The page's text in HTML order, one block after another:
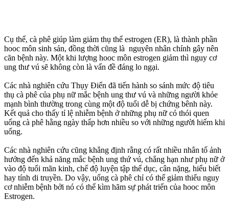
Cụ thể, cà phê giúp làm giảm thụ thể estrogen (ER), là thành phần
hooc môn sinh sản, đồng thời cũng là nguyên nhân chính gây nên
căn bệnh này. Một khi lượng hooc môn estrogen giảm thì nguy cơ
ung thư v‌ú sẽ không còn là vấn đề đáng lo ngại.
Các nhà nghiên cứu Thụy Điển đã tiến hành so sánh mức độ tiêu
thụ cà phê của phụ nữ mắc bệnh ung thư v‌ú và những người khỏe
mạnh bình thường trong cùng một độ tuổi dễ bị chứng bênh này.
Kết quả cho thấy tỉ lệ nhiễm bệnh ở những phụ nữ có thói quen
uống cà phê hằng ngày thấp hơn nhiều so với những người hiếm khi
uống.
Các nhà nghiên cứu cũng khẳng định rằng có rất nhiều nhân tố ảnh
hưởng đến khả năng mắc bệnh ung thứ v‌ú, chẳng hạn như phụ nữ ở
vào độ tuổi mãn kinh, chế độ luyện tập thể dục, cân nặng, hiểu biết
hay tính di truyền. Do vậy, uống cà phê chỉ có thể giảm thiểu nguy
cơ nhiễm bệnh bởi nó có thể kìm hãm sự phát triển của hooc môn
Estrogen.